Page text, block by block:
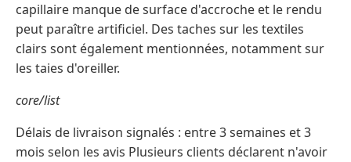
capillaire manque de surface d'accroche et le rendu
peut paraître artificiel. Des taches sur les textiles
clairs sont également mentionnées, notamment sur
les taies d'oreiller.
core/list
Délais de livraison signalés : entre 3 semaines et 3
mois selon les avis Plusieurs clients déclarent n'avoir